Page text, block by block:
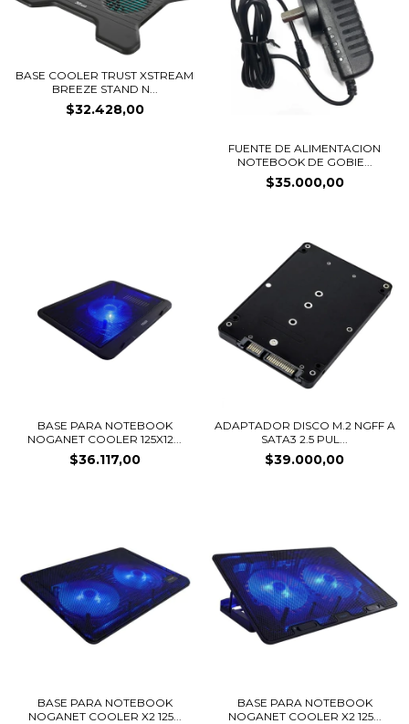
BASE COOLER TRUST XSTREAM
BREEZE STAND N...
$32.428,00
FUENTE DE ALIMENTACION
NOTEBOOK DE GOBIE...
$35.000,00
BASE PARA NOTEBOOK
NOGANET COOLER 125X12...
$36.117,00
ADAPTADOR DISCO M.2 NGFF A
SATA3 2.5 PUL...
$39.000,00
BASE PARA NOTEBOOK
NOGANET COOLER X2 125...
BASE PARA NOTEBOOK
NOGANET COOLER X2 125...